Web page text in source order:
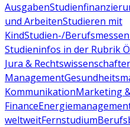
Ausgaben
und ArbeitenStudieren mit
KindStudien-/Berufsmessen
Studieninfos in der Rubrik
Jura &
Management
KommunikationMarketing
Finance
weltweitFernstudium